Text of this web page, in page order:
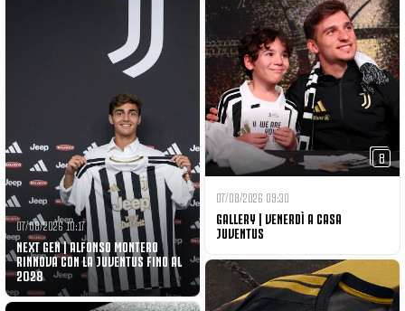
07/08/2026 10:17
NEXT GEN | ALFONSO MONTERO
RINNOVA CON LA JUVENTUS FINO AL
2028
8
07/08/2026 09:30
GALLERY | VENERDÌ A CASA
JUVENTUS